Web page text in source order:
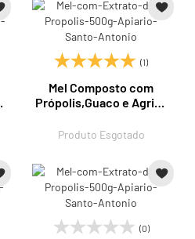
(1)
Mel Composto com
Própolis,Guaco e Agrião
Antonio
Produto Esgotado
(0)